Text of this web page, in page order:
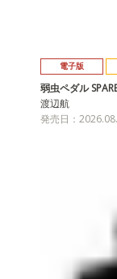
電子版
弱虫ペダル
渡辺航
発売日：